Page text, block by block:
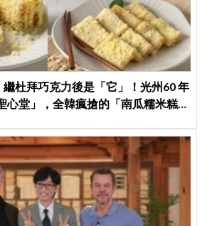
繼杜拜巧克力後是「它」！光州60 年
心堂」，全韓瘋搶的「南瓜糯米糕」